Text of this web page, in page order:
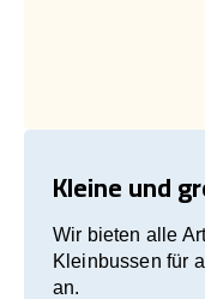
Kleine und
Wir bieten alle
Kleinbussen für
an.